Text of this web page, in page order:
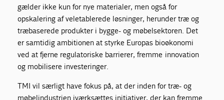
gælder ikke kun for nye materialer, men også for
opskalering af veletablerede løsninger, herunder træ og
træbaserede produkter i bygge- og møbelsektoren. Det
er samtidig ambitionen at styrke Europas bioøkonomi
ved at fjerne regulatoriske barrierer, fremme innovation
og mobilisere investeringer.
TMI vil særligt have fokus på, at der inden for træ- og
møbelindustrien iværksættes initiativer, der kan fremme